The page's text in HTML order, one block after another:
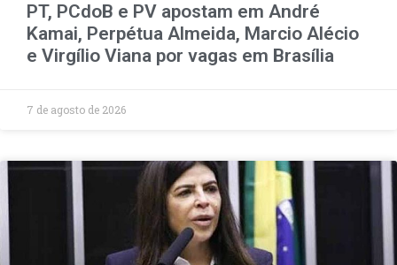
PT, PCdoB e PV apostam em André
Kamai, Perpétua Almeida, Marcio Alécio
e Virgílio Viana por vagas em Brasília
7 de agosto de 2026